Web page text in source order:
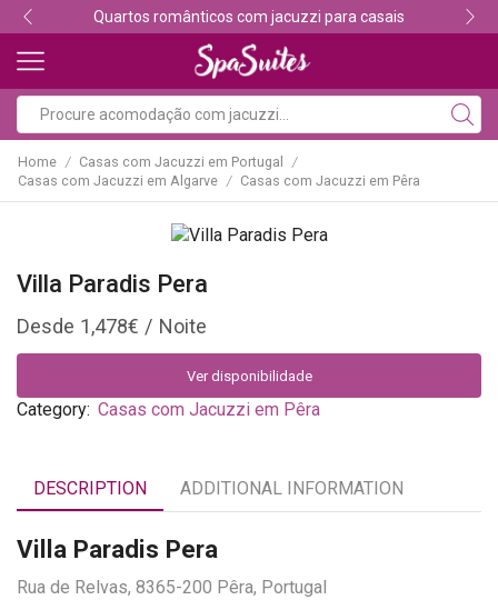
românticos com jacuzzi para casais Descubra os
Home / Casas com Jacuzzi em Portugal /
Casas com Jacuzzi em Algarve / Casas com Jacuzzi em Pêra
Villa Paradis Pera
1,478€
Ver disponibilidade
Category: Casas com Jacuzzi em Pêra
DESCRIPTION ADDITIONAL INFORMATION
Villa Paradis Pera
Rua de Relvas, 8365-200 Pêra, Portugal